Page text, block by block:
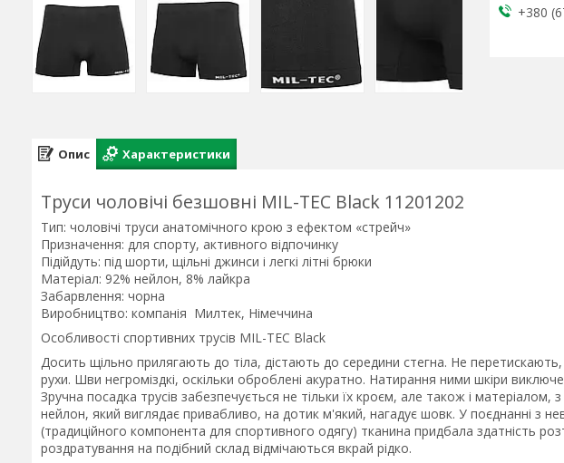
+380
Опис Характеристики
Труси чоловічі безшовні MIL-TEC Black 11201202
Тип: чоловічі труси анатомічного крою з ефектом «стрейч»
Призначення: для спорту, активного відпочинку
Підійдуть: під шорти, щільні джинси і легкі літні брюки
Матеріал: 92% нейлон, 8% лайкра
Забарвлення: чорна
Виробництво: компанія Милтек, Німеччина
Особливості спортивних трусів MIL-TEC Black
Досить щільно прилягають до тіла, дістають до середини стегна. Не
рухи. Шви негроміздкі, оскільки оброблені акуратно. Натирання ними шкіри
Зручна посадка трусів забезпечується не тільки їх кроєм, але також і
нейлон, який виглядає привабливо, на дотик м'який, нагадує шовк. У поєднанні з
(традиційного компонента для спортивного одягу) тканина придбала здатність
роздратування на подібний склад відмічаються вкрай рідко.